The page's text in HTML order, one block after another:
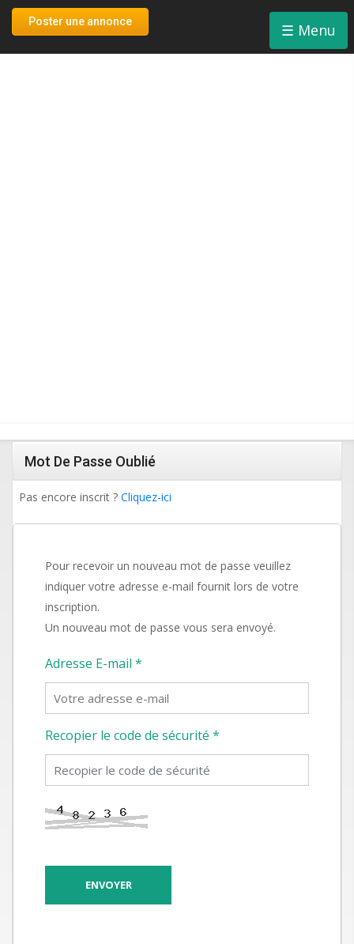
Poster une annonce
Inscription
☰ Menu
Mot De Passe Oublié
Pas encore inscrit ? Cliquez-ici
Pour recevoir un nouveau mot de passe veuillez
indiquer votre adresse e-mail fournit lors de votre
inscription.
Un nouveau mot de passe vous sera envoyé.
Adresse E-mail *
Recopier le code de sécurité *
ENVOYER